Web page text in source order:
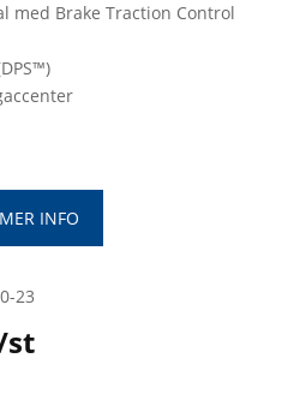
med Brake Traction Control
INFO
23
st